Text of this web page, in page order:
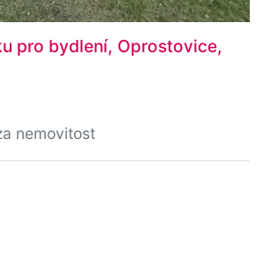
pro bydlení, Oprostovice,
nemovitost